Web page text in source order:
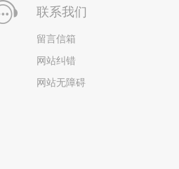
联系我们
留言信箱
网站纠错
网站无障碍